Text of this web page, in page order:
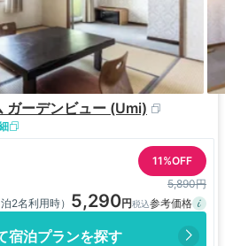
ガーデンビュー (Umi)
11%OFF
5,890円
2名利用時） 5,290
宿泊プランを探す